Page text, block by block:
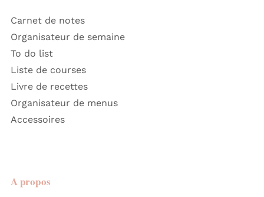
Carnet de notes
Organisateur de semaine
To do list
Liste de courses
Livre de recettes
Organisateur de menus
Accessoires
A propos